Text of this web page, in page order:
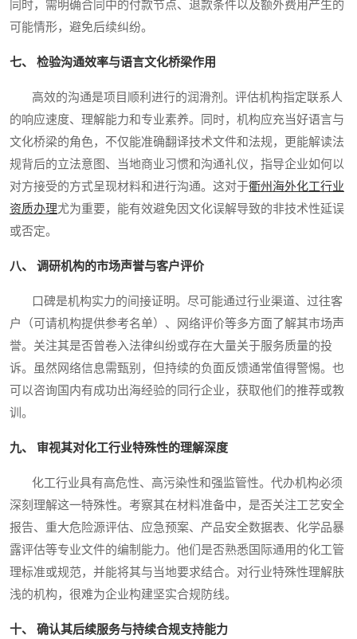
同时，需明确合同中的付款节点、退款条件以及额外费用产生的
可能情形，避免后续纠纷。
七、 检验沟通效率与语言文化桥梁作用
高效的沟通是项目顺利进行的润滑剂。评估机构指定联系人
的响应速度、理解能力和专业素养。同时，机构应充当好语言与
文化桥梁的角色，不仅能准确翻译技术文件和法规，更能解读法
规背后的立法意图、当地商业习惯和沟通礼仪，指导企业如何以
对方接受的方式呈现材料和进行沟通。这对于衢州海外化工行业
资质办理尤为重要，能有效避免因文化误解导致的非技术性延误
或否定。
八、 调研机构的市场声誉与客户评价
口碑是机构实力的间接证明。尽可能通过行业渠道、过往客
户（可请机构提供参考名单）、网络评价等多方面了解其市场声
誉。关注其是否曾卷入法律纠纷或存在大量关于服务质量的投
诉。虽然网络信息需甄别，但持续的负面反馈通常值得警惕。也
可以咨询国内有成功出海经验的同行企业，获取他们的推荐或教
训。
九、 审视其对化工行业特殊性的理解深度
化工行业具有高危性、高污染性和强监管性。代办机构必须
深刻理解这一特殊性。考察其在材料准备中，是否关注工艺安全
报告、重大危险源评估、应急预案、产品安全数据表、化学品暴
露评估等专业文件的编制能力。他们是否熟悉国际通用的化工管
理标准或规范，并能将其与当地要求结合。对行业特殊性理解肤
浅的机构，很难为企业构建坚实合规防线。
十、 确认其后续服务与持续合规支持能力